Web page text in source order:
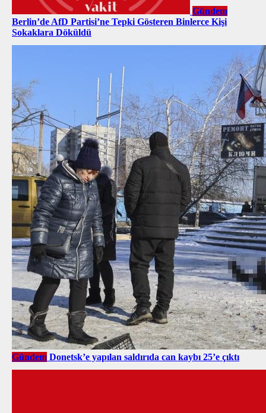
Gündem
Berlin’de AfD Partisi’ne Tepki Gösteren Binlerce Kişi
Sokaklara Döküldü
Gündem Donetsk’e yapılan saldırıda can kaybı 25’e çıktı